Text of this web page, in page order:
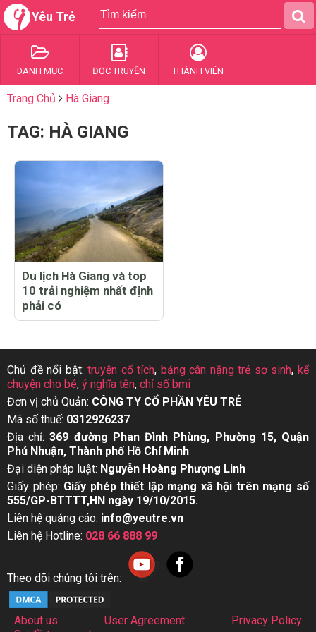
Yêu Trẻ
DANH MỤC ĐỌC TRUYỆN THÀNH VIÊN
Trang Chủ Hà Giang
TAG: HÀ GIANG
Du lịch Hà Giang và top
10 trải nghiệm nhất định
phải có
Chủ đề nổi bật:truyện cổ tích, bảng cân nặng trẻ sơ sinh,kể
chuyện cho bé, ý nghĩa tên, chỉ số bmi
Đơn vị chủ Quản: CÔNG TY CỔ PHẦN YÊU TRẺ
Mã số thuế: 0312926237
Địa chỉ:369 đường Phan Đình Phùng, Phường 15, Quận
Phú Nhuận, Thành phố Hồ Chí Minh
Đại diện pháp luật: Nguyễn Hoàng Phượng Linh
Giấy phép: Giấy phép thiết lập mạng xã hội trên mạng số
555/GP-BTTTT,HN ngày 19/10/2015.
Liên hệ quảng cáo: info@yeutre.vn
Liên hệ Hotline: 028 66 888 99
Theo dõi chúng tôi trên:
About us User Agreement
Privacy Policy